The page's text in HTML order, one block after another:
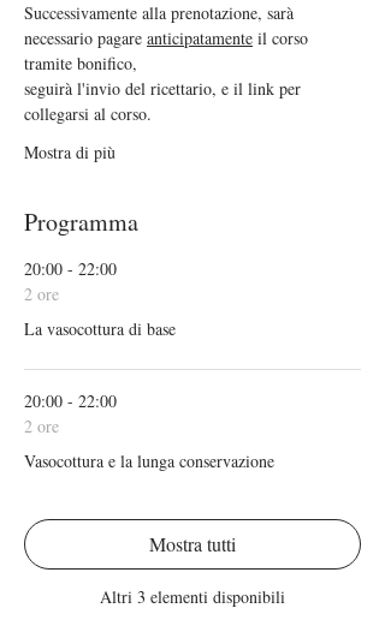
Successivamente alla prenotazione, sarà
necessario pagare anticipatamente il corso
tramite bonifico,
seguirà l'invio del ricettario, e il link per
collegarsi al corso.
Mostra di più
Programma
20:00 - 22:00
2 ore
La vasocottura di base
20:00 - 22:00
2 ore
Vasocottura e la lunga conservazione
Altri 3 elementi disponibili
Mostra tutti